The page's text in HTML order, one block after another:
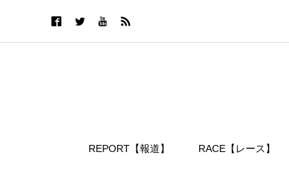
REPORT【報道】 RACE【レース】